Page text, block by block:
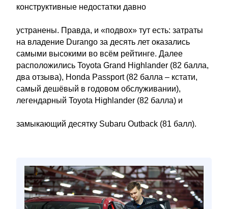
конструктивные недостатки давно
устранены. Правда, и «подвох» тут есть: затраты
на владение Durango за десять лет оказались
самыми высокими во всём рейтинге. Далее
расположились Toyota Grand Highlander (82 балла,
два отзыва), Honda Passport (82 балла – кстати,
самый дешёвый в годовом обслуживании),
легендарный Toyota Highlander (82 балла) и
замыкающий десятку Subaru Outback (81 балл).